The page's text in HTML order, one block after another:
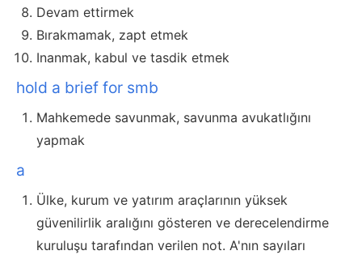
Devam ettirmek
Bırakmamak, zapt etmek
Inanmak, kabul ve tasdik etmek
hold a brief for smb
Mahkemede savunmak, savunma avukatlığını
yapmak
a
Ülke, kurum ve yatırım araçlarının yüksek
güvenilirlik aralığını gösteren ve derecelendirme
kuruluşu tarafından verilen not. A'nın sayıları